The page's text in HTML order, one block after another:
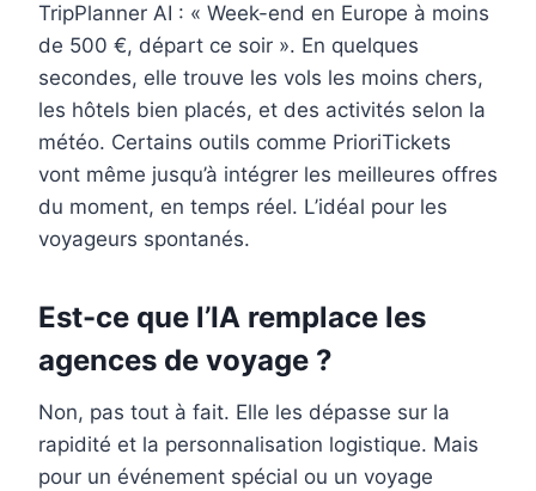
TripPlanner AI : « Week-end en Europe à moins
de 500 €, départ ce soir ». En quelques
secondes, elle trouve les vols les moins chers,
les hôtels bien placés, et des activités selon la
météo. Certains outils comme PrioriTickets
vont même jusqu’à intégrer les meilleures offres
du moment, en temps réel. L’idéal pour les
voyageurs spontanés.
Est-ce que l’IA remplace les
agences de voyage ?
Non, pas tout à fait. Elle les dépasse sur la
rapidité et la personnalisation logistique. Mais
pour un événement spécial ou un voyage